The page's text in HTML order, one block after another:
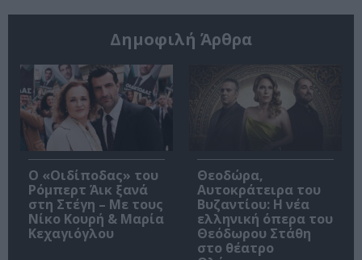
Δημοφιλή Άρθρα
O «Οιδίποδας» του
Ρόμπερτ Άικ ξανά
στη Στέγη – Με τους
Νίκο Κουρή & Μαρία
Κεχαγιόγλου
Θεοδώρα,
Αυτοκράτειρα του
Βυζαντίου: Η νέα
ελληνική όπερα του
Θεόδωρου Στάθη
στο θέατρο